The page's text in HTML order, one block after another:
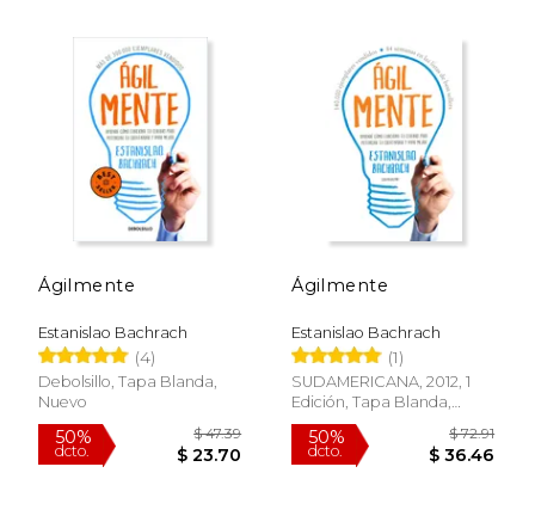
50%
dcto.
Ágilmente
Estanislao Bachrach
(4)
Debolsillo, Tapa Blanda,
Nuevo
Ágilmente
Estanislao Bachrach
(1)
SUDAMERICANA, 2012, 1
Edición, Tapa Blanda,
Usado